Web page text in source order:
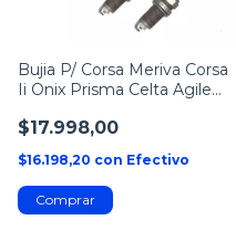
Bujia P/ Corsa Meriva Corsa
Ii Onix Prisma Celta Agile
R19
$17.998,00
$16.198,20 con Efectivo